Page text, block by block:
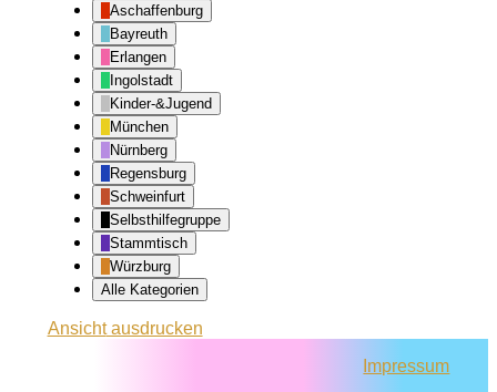
Aschaffenburg
Bayreuth
Erlangen
Ingolstadt
Kinder-&Jugend
München
Nürnberg
Regensburg
Schweinfurt
Selbsthilfegruppe
Stammtisch
Würzburg
Alle Kategorien
Ansichtausdrucken
Impressum